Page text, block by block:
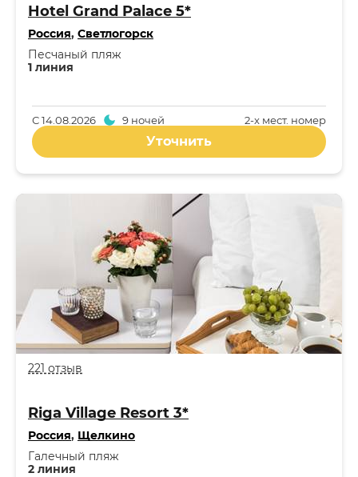
Hotel Grand Palace 5*
Россия, Светлогорск
1 линия
Песчаный пляж
2-x мест. номер
С14.08.2026 9 ночей
Уточнить
221 отзыв
Riga Village Resort 3*
Россия, Щелкино
2 линия
Галечный пляж